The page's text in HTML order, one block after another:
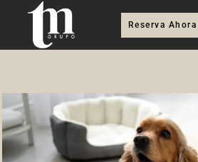
Reserva Ahora